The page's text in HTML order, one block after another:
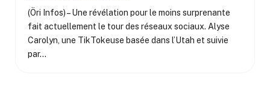
(Öri Infos) – Une révélation pour le moins surprenante
fait actuellement le tour des réseaux sociaux. Alyse
Carolyn, une TikTokeuse basée dans l’Utah et suivie
par…